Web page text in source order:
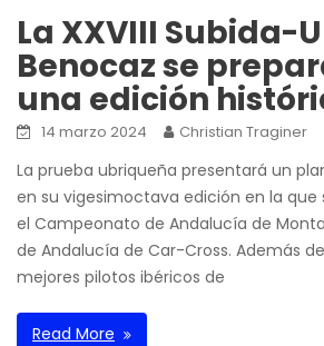
La XXVIII Subida-
Benocaz se
una edición
14 marzo 2024 Christian Traginer
La prueba ubriqueña presentará un
en su vigesimoctava edición en la que
el Campeonato de Andalucía de
de Andalucía de Car-Cross. Además
mejores pilotos ibéricos de
Read More